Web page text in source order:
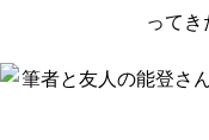
ってき